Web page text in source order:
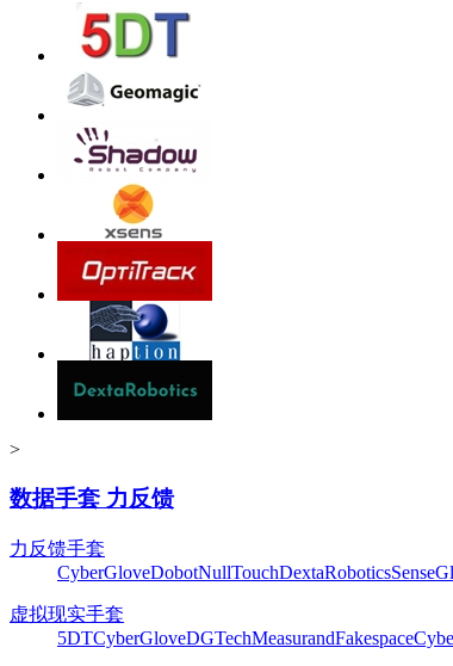
>
数据手套 力反馈
力反馈手套
CyberGloveDobotNullTouchDextaRobotics
虚拟现实手套
5DTCyberGloveDGTechMeasurandFakespace